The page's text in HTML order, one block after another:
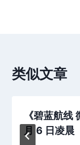
类似文章
《碧蓝航线
月 6 日凌晨